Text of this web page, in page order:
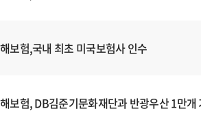
보험,국내 최초 미국보험사 인수
보험, DB김준기문화재단과 반광우산 1만개